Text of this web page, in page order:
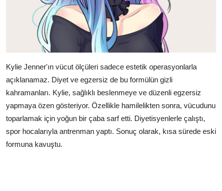
Kylie Jenner'ın vücut ölçüleri sadece estetik operasyonlarla
açıklanamaz. Diyet ve egzersiz de bu formülün gizli
kahramanları. Kylie, sağlıklı beslenmeye ve düzenli egzersiz
yapmaya özen gösteriyor. Özellikle hamilelikten sonra, vücudunu
toparlamak için yoğun bir çaba sarf etti. Diyetisyenlerle çalıştı,
spor hocalarıyla antrenman yaptı. Sonuç olarak, kısa sürede eski
formuna kavuştu.